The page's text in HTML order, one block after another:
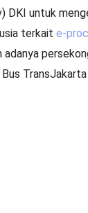
DKI untuk
terkait e-